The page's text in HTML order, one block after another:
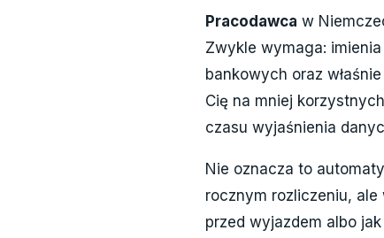
Pracodawca w
Zwykle wymaga:
bankowych oraz
Cię na mniej
czasu wyjaśnienia
Nie oznacza to
rocznym rozliczeniu,
przed wyjazdem albo